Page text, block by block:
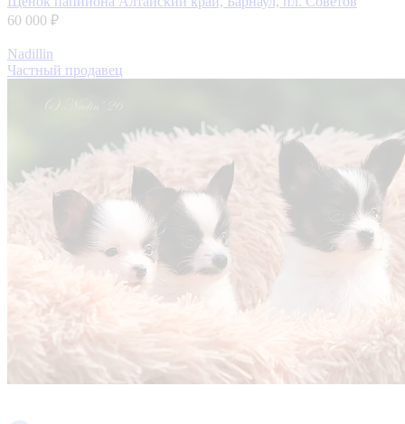
60 000 ₽
Nadillin
Частный продавец